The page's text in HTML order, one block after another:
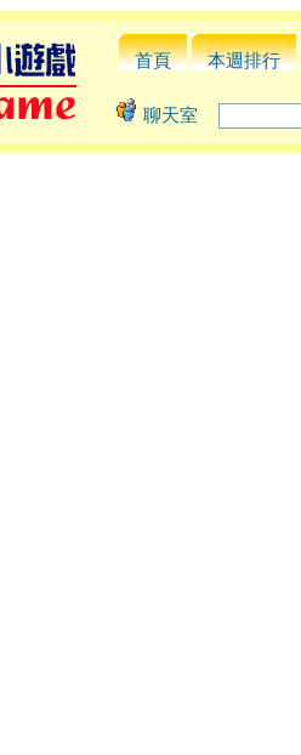
首頁 本週排行
聊天室